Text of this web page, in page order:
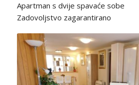
Apartman s dvije spavaće sobe
Zadovoljstvo zagarantirano